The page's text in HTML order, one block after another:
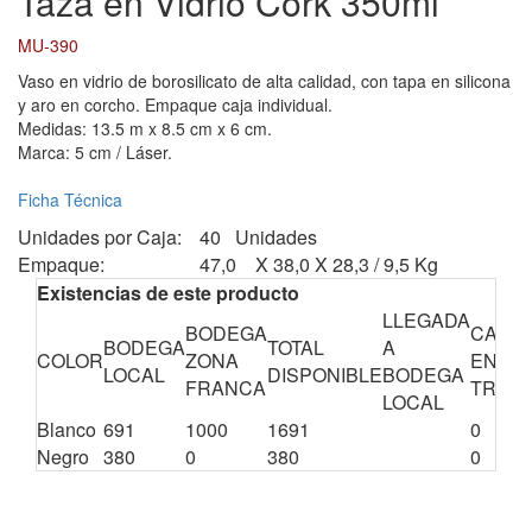
MU-390
Vaso en vidrio de borosilicato de alta calidad, con tapa en silicona
y aro en corcho. Empaque caja individual.
Medidas: 13.5 m x 8.5 cm x 6 cm.
Marca: 5 cm / Láser.
Ficha Técnica
Unidades por Caja:
40 Unidades
Empaque:
47,0 X 38,0 X 28,3 / 9,5 Kg
Existencias de este producto
COLORBODEGA
LOCAL
BODEGA
ZONA
FRANCA
TOTAL
DISPONIBLE
LLEGADA
A
BODEGA
LOCAL
EN
Blanco 691 1000 1691
0
Negro 380 0 380 0